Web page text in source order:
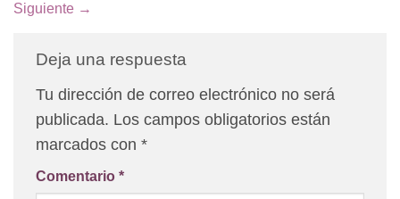
Siguiente →
Deja una respuesta
Tu dirección de correo electrónico no será
publicada. Los campos obligatorios están
marcados con *
Comentario *